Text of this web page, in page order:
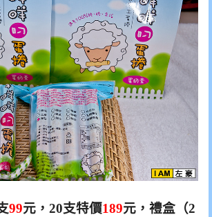
99元，20支特價189元，禮盒（2